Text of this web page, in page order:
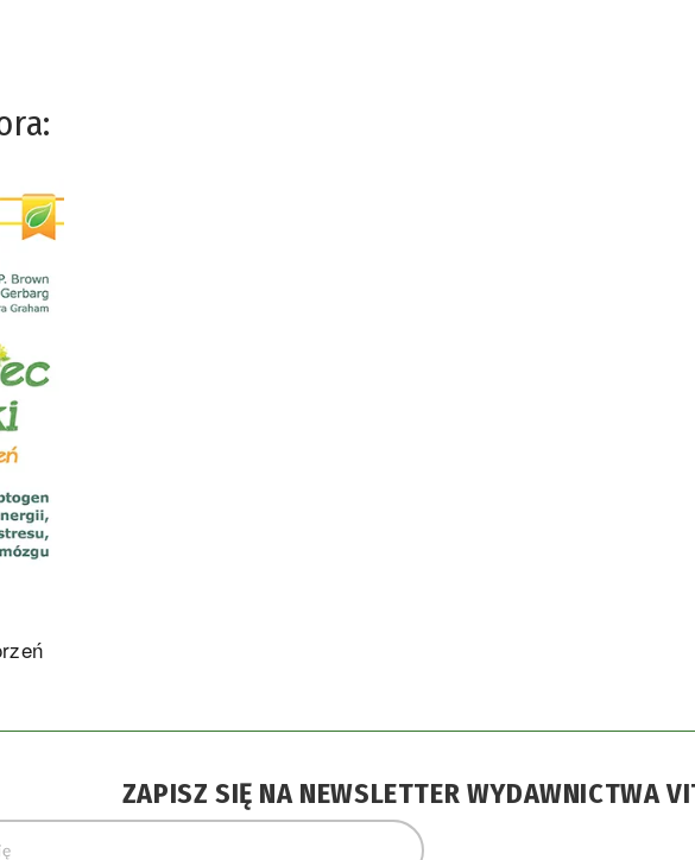
ZAPISZ SIĘ NA NEWSLETTER WYDAWNICTWA